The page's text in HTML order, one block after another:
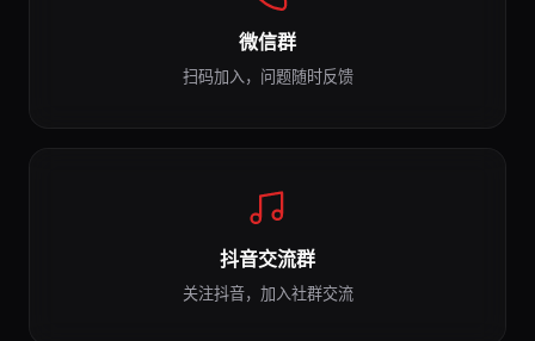
微信群
扫码加入，问题随时反馈
抖音交流群
关注抖音，加入社群交流